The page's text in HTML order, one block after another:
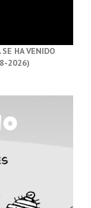
HA VENIDO
2026)